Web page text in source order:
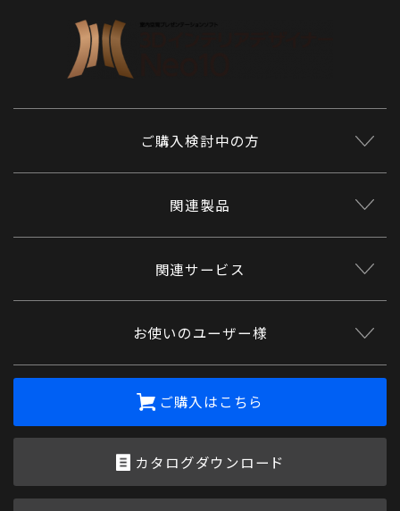
ご購入検討中の方
関連製品
関連サービス
お使いのユーザー様
ご購入はこちら
カタログダウンロード